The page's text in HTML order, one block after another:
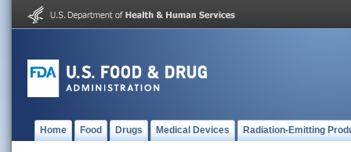
Home Food Drugs Medical Devices Radiation-Emitting